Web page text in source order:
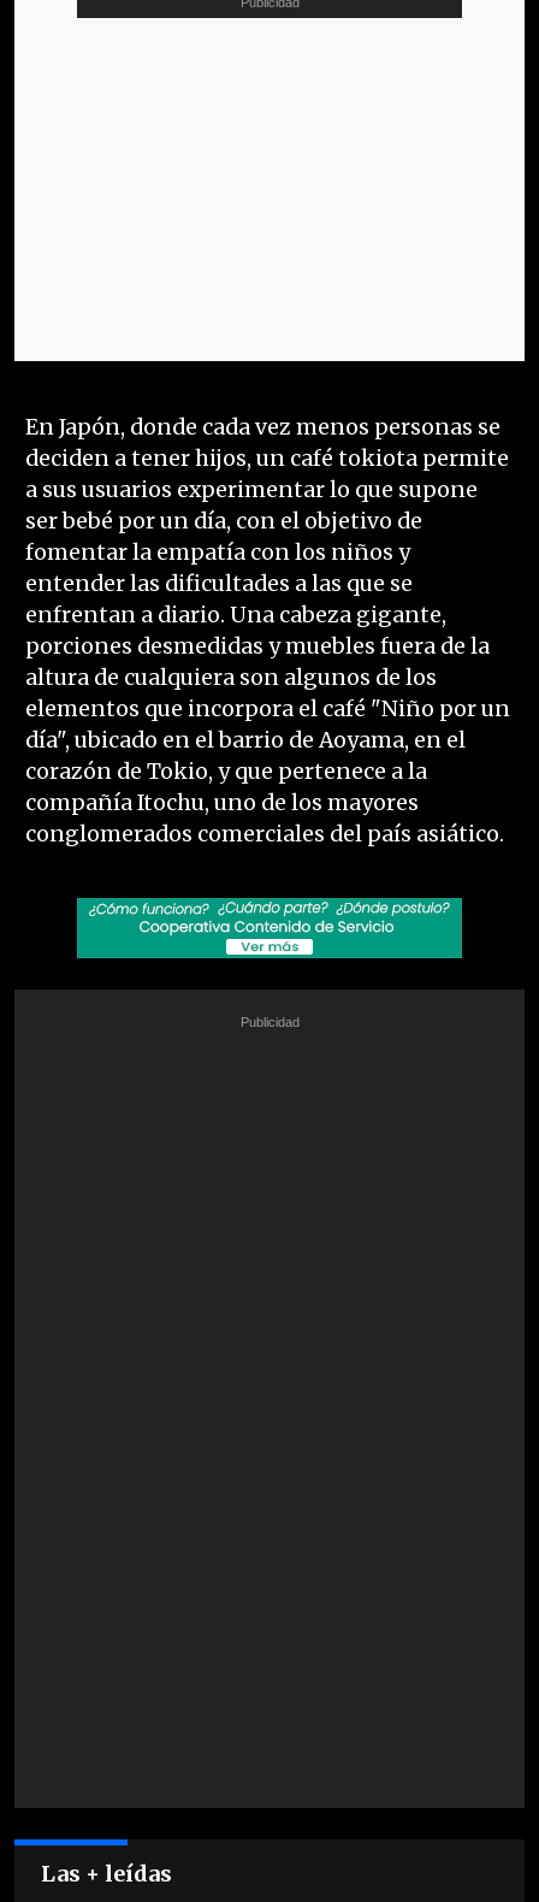
En Japón, donde cada vez menos personas se
deciden a tener hijos, un café tokiota permite
a sus usuarios experimentar lo que supone
ser bebé por un día, con el objetivo de
fomentar la empatía con los niños y
entender las dificultades a las que se
enfrentan a diario. Una cabeza gigante,
porciones desmedidas y muebles fuera de la
altura de cualquiera son algunos de los
elementos que incorpora el café "Niño por un
día", ubicado en el barrio de Aoyama, en el
corazón de Tokio, y que pertenece a la
compañía Itochu, uno de los mayores
conglomerados comerciales del país asiático.
Las + leídas